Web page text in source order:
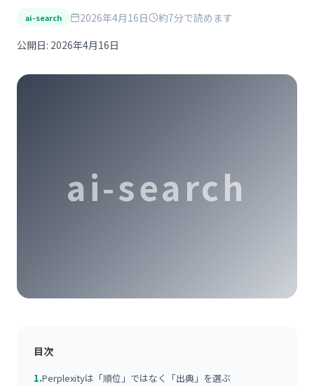
ai-search 2026年4月16日
約7分で読めます
公開日: 2026年4月16日
ai-search
目次
1.Perplexityは「順位」ではなく「出典」を選ぶ